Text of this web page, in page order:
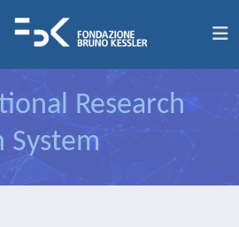
Research
System